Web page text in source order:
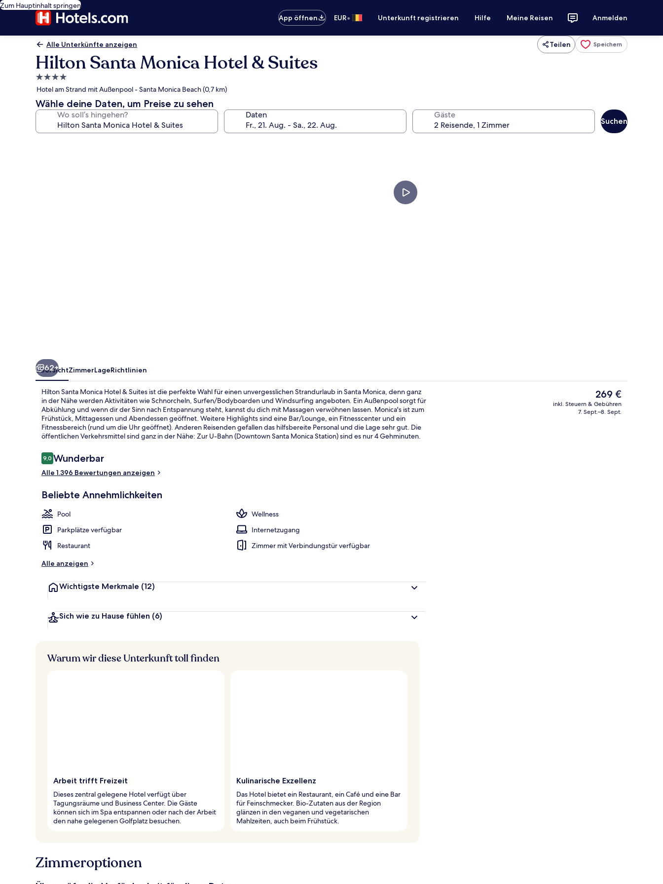
Zum Hauptinhalt springen
App öffnen
EUR• Unterkunft registrieren Hilfe Meine Reisen Anmelden
Alle Unterkünfte anzeigen Teilen Speichern
Hilton Santa Monica Hotel & Suites
4.0-
Sterne-
Unterkunft
Hotel am Strand mit Außenpool - Santa Monica Beach (0,7 km)
Wähle deine Daten, um Preise zu sehen
Wo soll’s hingehen? Daten Gäste
Suchen
Terrasse/Patio
62+
ÜbersichtZimmerLageRichtlinien
Hilton Santa Monica Hotel & Suites ist die perfekte Wahl für einen unvergesslichen Strandurlaub in Santa Monica, denn ganz
in der Nähe werden Aktivitäten wie Schnorcheln, Surfen/Bodyboarden und Windsurfing angeboten. Ein Außenpool sorgt für
Abkühlung und wenn dir der Sinn nach Entspannung steht, kannst du dich mit Massagen verwöhnen lassen. Monica's ist zum
Frühstück, Mittagessen und Abendessen geöffnet. Weitere Highlights sind eine Bar/Lounge, ein Fitnesscenter und ein
Fitnessbereich (rund um die Uhr geöffnet). Anderen Reisenden gefallen das hilfsbereite Personal und die Lage sehr gut. Die
öffentlichen Verkehrsmittel sind ganz in der Nähe: Zur U-Bahn (Downtown Santa Monica Station) sind es nur 4 Gehminuten.
Bewertungen
9,09,0 von 10.
Wunderbar
Alle 1.396 Bewertungen anzeigen
Beliebte Annehmlichkeiten
Pool
Wellness
Parkplätze verfügbar
Internetzugang
Restaurant
Zimmer mit Verbindungstür verfügbar
Alle anzeigen
Wichtigste Merkmale (12)
Sich wie zu Hause fühlen (6)
Der
aktuelle
Preis
269 €
inkl. Steuern & Gebühren
7. Sept.–8. Sept.
Warum wir diese Unterkunft toll finden
Arbeit trifft Freizeit
Dieses zentral gelegene Hotel verfügt über
Tagungsräume und Business Center. Die Gäste
können sich im Spa entspannen oder nach der Arbeit
den nahe gelegenen Golfplatz besuchen.
Kulinarische Exzellenz
Das Hotel bietet ein Restaurant, ein Café und eine Bar
für Feinschmecker. Bio-Zutaten aus der Region
glänzen in den veganen und vegetarischen
Mahlzeiten, auch beim Frühstück.
Zimmeroptionen